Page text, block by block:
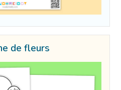
de fleurs